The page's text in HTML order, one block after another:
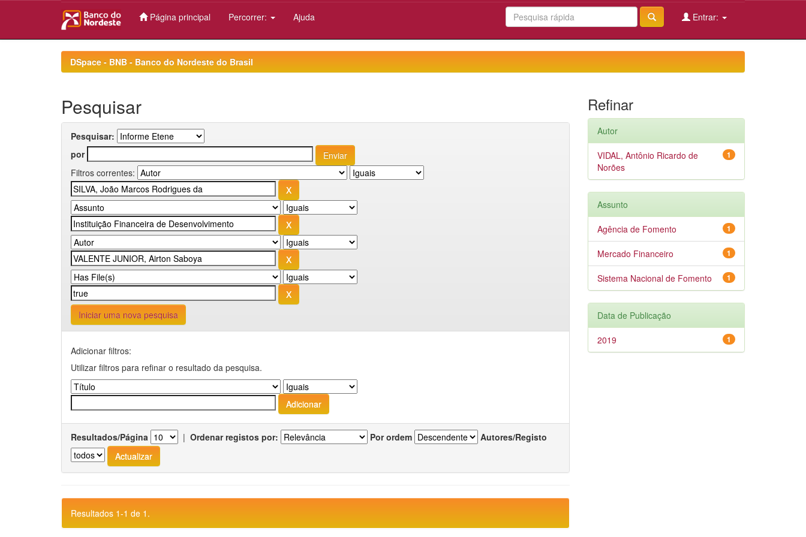
Página principal Percorrer: Ajuda Entrar:
DSpace - BNB - Banco do Nordeste do Brasil
Pesquisar
Pesquisar:
por
Filtros correntes:
Iniciar uma nova pesquisa
Adicionar filtros:
Utilizar filtros para refinar o resultado da pesquisa.
Resultados/Página | Ordenar registos por: Por ordem Autores/Registo
Resultados 1-1 de 1.
Refinar
Autor
1
VIDAL, Antônio Ricardo de
Norões
Assunto
1
Agência de Fomento
1
Mercado Financeiro
1
Sistema Nacional de Fomento
Data de Publicação
1
2019